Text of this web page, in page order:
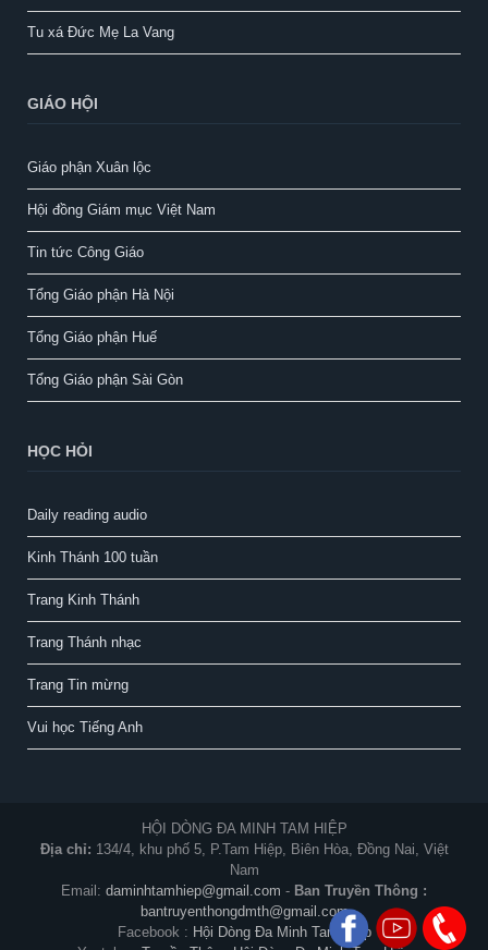
Tu xá Đức Mẹ La Vang
GIÁO HỘI
Giáo phận Xuân lộc
Hội đồng Giám mục Việt Nam
Tin tức Công Giáo
Tổng Giáo phận Hà Nội
Tổng Giáo phận Huế
Tổng Giáo phận Sài Gòn
HỌC HỎI
Daily reading audio
Kinh Thánh 100 tuần
Trang Kinh Thánh
Trang Thánh nhạc
Trang Tin mừng
Vui học Tiếng Anh
HỘI DÒNG ĐA MINH TAM HIỆP
Địa chỉ: 134/4, khu phố 5, P.Tam Hiệp, Biên Hòa, Đồng Nai, Việt
Nam
Email: daminhtamhiep@gmail.com - Ban Truyền Thông :
bantruyenthongdmth@gmail.com
Facebook : Hội Dòng Đa Minh Tam Hiệp